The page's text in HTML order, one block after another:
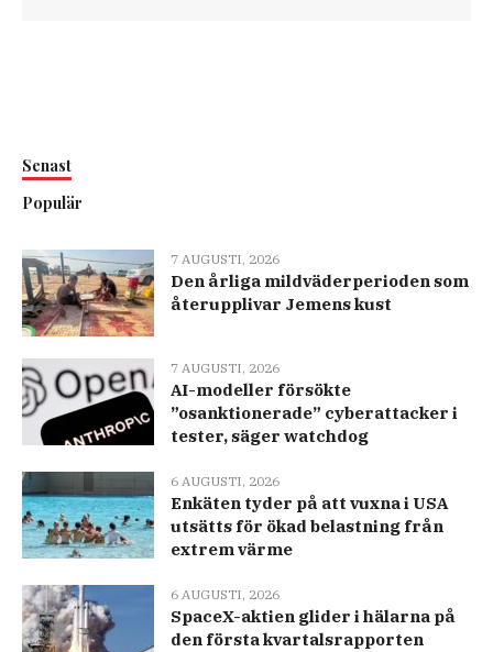
Senast
Populär
7 AUGUSTI, 2026
Den årliga mildväderperioden som
återupplivar Jemens kust
7 AUGUSTI, 2026
AI-modeller försökte
”osanktionerade” cyberattacker i
tester, säger watchdog
6 AUGUSTI, 2026
Enkäten tyder på att vuxna i USA
utsätts för ökad belastning från
extrem värme
6 AUGUSTI, 2026
SpaceX-aktien glider i hälarna på
den första kvartalsrapporten